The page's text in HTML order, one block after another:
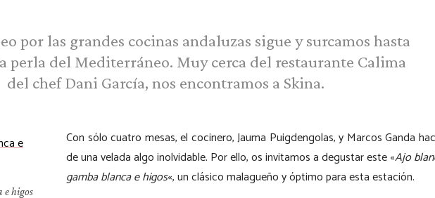
por las grandes cocinas andaluzas sigue y surcamos hasta
perla del Mediterráneo. Muy cerca del restaurante Calima
del chef Dani García, nos encontramos a Skina.
e higos
Con sólo cuatro mesas, el cocinero, Jauma Puigdengolas, y Marcos Ganda
de una velada algo inolvidable. Por ello, os invitamos a degustar este «Ajo
gamba blanca e higos«, un clásico malagueño y óptimo para esta estación.